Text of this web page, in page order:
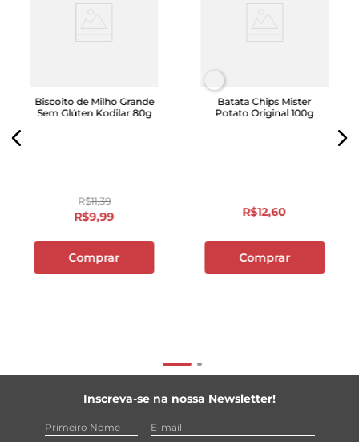
Biscoito de Milho Grande
Sem Glúten Kodilar 80g
R$11,39
R$9,99
Comprar
Batata Chips Mister
Potato Original 100g
R$12,60
Comprar
Inscreva-se na nossa Newsletter!